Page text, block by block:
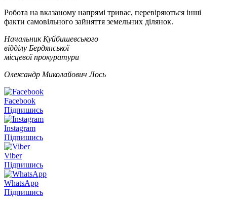
Робота на вказаному напрямі триває, перевіряються інші
факти самовільного зайняття земельних ділянок.
Начальник Куйбишевського
відділу Бердянської
місцевої прокуратури
Олександр Миколайович Лось
Facebook
Підпишись
Instagram
Підпишись
Viber
Підпишись
WhatsApp
Підпишись